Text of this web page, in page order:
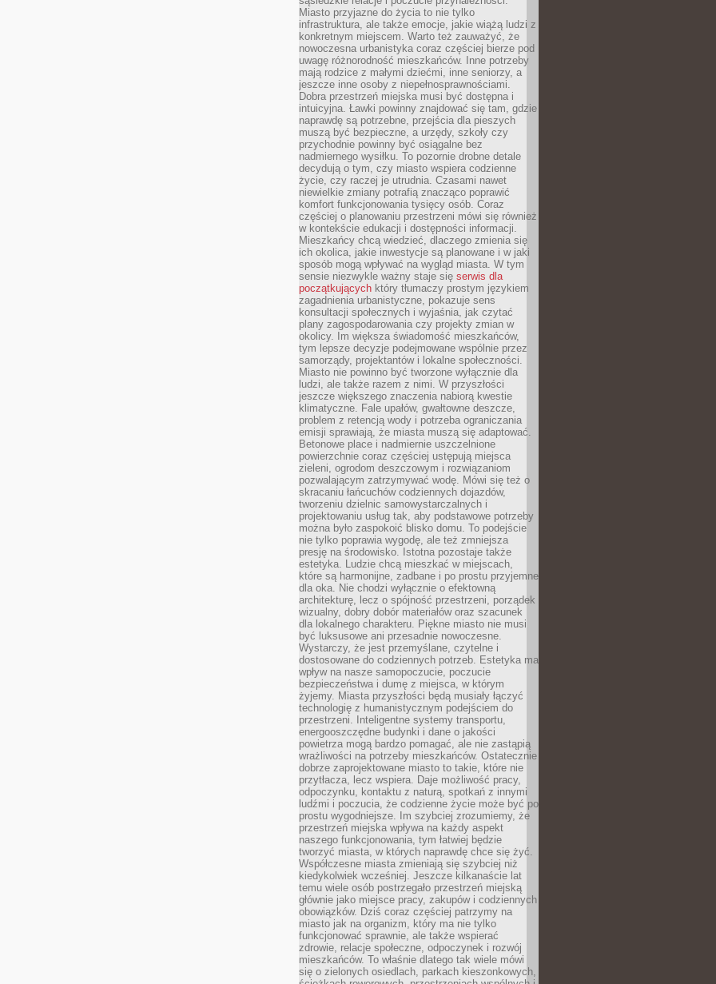
Miasto przyjazne do życia to nie tylko
infrastruktura, ale także emocje, jakie wiążą ludzi z
konkretnym miejscem. Warto też zauważyć, że
nowoczesna urbanistyka coraz częściej bierze pod
uwagę różnorodność mieszkańców. Inne potrzeby
mają rodzice z małymi dziećmi, inne seniorzy, a
jeszcze inne osoby z niepełnosprawnościami.
Dobra przestrzeń miejska musi być dostępna i
intuicyjna. Ławki powinny znajdować się tam, gdzie
naprawdę są potrzebne, przejścia dla pieszych
muszą być bezpieczne, a urzędy, szkoły czy
przychodnie powinny być osiągalne bez
nadmiernego wysiłku. To pozornie drobne detale
decydują o tym, czy miasto wspiera codzienne
życie, czy raczej je utrudnia. Czasami nawet
niewielkie zmiany potrafią znacząco poprawić
komfort funkcjonowania tysięcy osób. Coraz
częściej o planowaniu przestrzeni mówi się również
w kontekście edukacji i dostępności informacji.
Mieszkańcy chcą wiedzieć, dlaczego zmienia się
ich okolica, jakie inwestycje są planowane i w jaki
sposób mogą wpływać na wygląd miasta. W tym
sensie niezwykle ważny staje się serwis dla
początkujących który tłumaczy prostym językiem
zagadnienia urbanistyczne, pokazuje sens
konsultacji społecznych i wyjaśnia, jak czytać
plany zagospodarowania czy projekty zmian w
okolicy. Im większa świadomość mieszkańców,
tym lepsze decyzje podejmowane wspólnie przez
samorządy, projektantów i lokalne społeczności.
Miasto nie powinno być tworzone wyłącznie dla
ludzi, ale także razem z nimi. W przyszłości
jeszcze większego znaczenia nabiorą kwestie
klimatyczne. Fale upałów, gwałtowne deszcze,
problem z retencją wody i potrzeba ograniczania
emisji sprawiają, że miasta muszą się adaptować.
Betonowe place i nadmiernie uszczelnione
powierzchnie coraz częściej ustępują miejsca
zieleni, ogrodom deszczowym i rozwiązaniom
pozwalającym zatrzymywać wodę. Mówi się też o
skracaniu łańcuchów codziennych dojazdów,
tworzeniu dzielnic samowystarczalnych i
projektowaniu usług tak, aby podstawowe potrzeby
można było zaspokoić blisko domu. To podejście
nie tylko poprawia wygodę, ale też zmniejsza
presję na środowisko. Istotna pozostaje także
estetyka. Ludzie chcą mieszkać w miejscach,
które są harmonijne, zadbane i po prostu przyjemne
dla oka. Nie chodzi wyłącznie o efektowną
architekturę, lecz o spójność przestrzeni, porządek
wizualny, dobry dobór materiałów oraz szacunek
dla lokalnego charakteru. Piękne miasto nie musi
być luksusowe ani przesadnie nowoczesne.
Wystarczy, że jest przemyślane, czytelne i
dostosowane do codziennych potrzeb. Estetyka ma
wpływ na nasze samopoczucie, poczucie
bezpieczeństwa i dumę z miejsca, w którym
żyjemy. Miasta przyszłości będą musiały łączyć
technologię z humanistycznym podejściem do
przestrzeni. Inteligentne systemy transportu,
energooszczędne budynki i dane o jakości
powietrza mogą bardzo pomagać, ale nie zastąpią
wrażliwości na potrzeby mieszkańców. Ostatecznie
dobrze zaprojektowane miasto to takie, które nie
przytłacza, lecz wspiera. Daje możliwość pracy,
odpoczynku, kontaktu z naturą, spotkań z innymi
ludźmi i poczucia, że codzienne życie może być po
prostu wygodniejsze. Im szybciej zrozumiemy, że
przestrzeń miejska wpływa na każdy aspekt
naszego funkcjonowania, tym łatwiej będzie
tworzyć miasta, w których naprawdę chce się żyć.
Współczesne miasta zmieniają się szybciej niż
kiedykolwiek wcześniej. Jeszcze kilkanaście lat
temu wiele osób postrzegało przestrzeń miejską
głównie jako miejsce pracy, zakupów i codziennych
obowiązków. Dziś coraz częściej patrzymy na
miasto jak na organizm, który ma nie tylko
funkcjonować sprawnie, ale także wspierać
zdrowie, relacje społeczne, odpoczynek i rozwój
mieszkańców. To właśnie dlatego tak wiele mówi
się o zielonych osiedlach, parkach kieszonkowych,